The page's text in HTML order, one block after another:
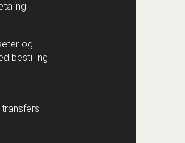
og
bestilling